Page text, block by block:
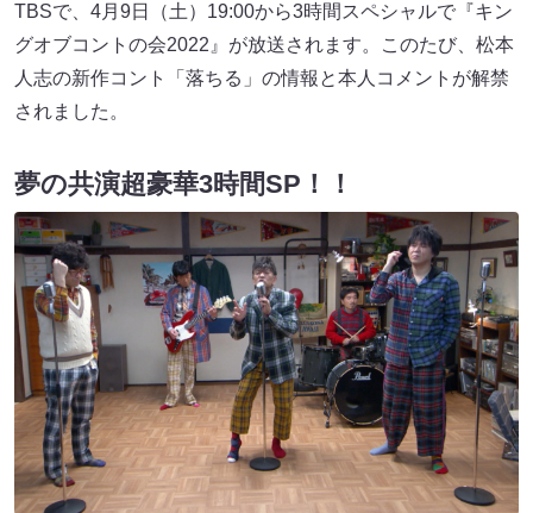
TBSで、4月9日（土）19:00から3時間スペシャルで『キン
グオブコントの会2022』が放送されます。このたび、松本
人志の新作コント「落ちる」の情報と本人コメントが解禁
されました。
夢の共演超豪華3時間SP！！